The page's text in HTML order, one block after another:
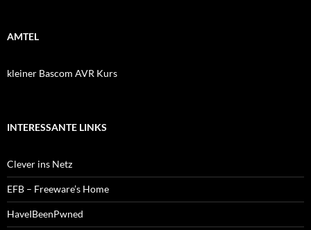
AMTEL
kleiner Bascom AVR Kurs
INTERESSANTE LINKS
Clever ins Netz
EFB – Freeware’s Home
HaveIBeenPwned